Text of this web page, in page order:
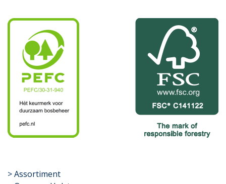
​>Assortiment